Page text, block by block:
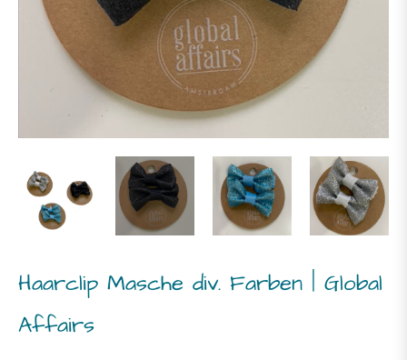
Haarclip Masche div. Farben | Global
Affairs